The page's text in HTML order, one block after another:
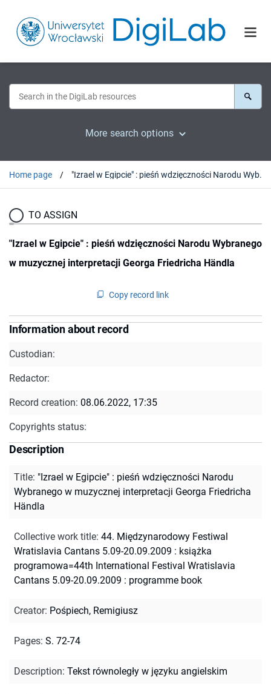
More search options
Home page "Izrael w Egipcie" : pieśń wdzięczności Narodu Wybranego w muzycznej interpretacji Georga Friedricha Händla
TO ASSIGN
"Izrael w Egipcie" : pieśń wdzięczności Narodu Wybranego
w muzycznej interpretacji Georga Friedricha Händla
Copy record link
Information about record
Custodian:
Redactor:
Record creation: 08.06.2022, 17:35
Copyrights status:
Description
Title: "Izrael w Egipcie" : pieśń wdzięczności Narodu
Wybranego w muzycznej interpretacji Georga Friedricha
Händla
Collective work title: 44. Międzynarodowy Festiwal
Wratislavia Cantans 5.09-20.09.2009 : książka
programowa=44th International Festival Wratislavia
Cantans 5.09-20.09.2009 : programme book
Creator: Pośpiech, Remigiusz
Pages: S. 72-74
Description: Tekst równoległy w języku angielskim